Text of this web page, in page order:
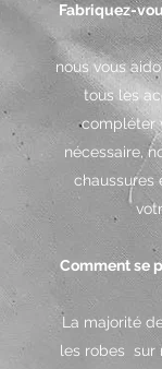
Fabriquez-
nous vous
tous les
compléter
nécessaire,
chaussures
Comment se
La majorité
les robes sur